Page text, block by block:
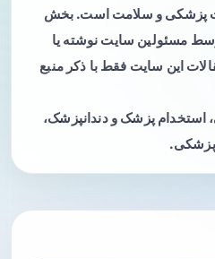
پزشکی و سلامت است. بخش
مسئولین سایت نوشته یا
این سایت فقط با ذکر منبع
استخدام پزشک و دندانپزشک،